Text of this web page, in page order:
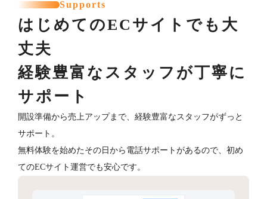
Supports
はじめてのECサイトでも大
丈夫
経験豊富なスタッフが丁寧に
サポート
開設準備から売上アップまで、経験豊富なスタッフがずっと
サポート。
無料体験を始めたその日から電話サポートがあるので、初め
てのECサイト運営でも安心です。